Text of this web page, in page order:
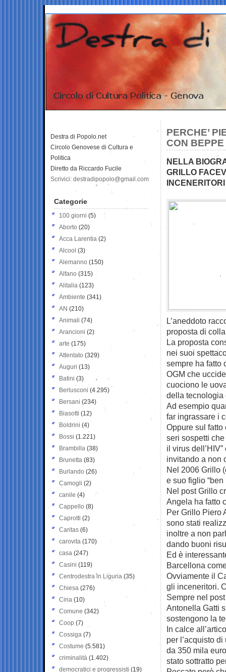
PERCHE’
CON
NELLA
GRILLO
L’aneddoto
proposta di
La proposta
nei suoi
sempre ha fatto
OGM che
cuociono le
della tecnologia
Ad esempio
far ingrassare i
Oppure sul fatto
seri sospetti
il virus
invitando a non
Nel 2006 Grillo
e suo figlio
Nel post Grillo
Angela ha fatto
Per Grillo Piero
sono stati
inoltre a non
dando buoni
Ed è
Barcellona
Ovviamente il
gli inceneritori.
Sempre nel
Antonella Gatti
sostengono la
In calce
per l’acquisto
da 350 mila
stato sottratto
Destra di Popolo.net
Circolo Genovese di Cultura e
Politica
Diretto da Riccardo Fucile
Scrivici: destradipopolo@gmail.com
Categorie
100 giorni (5)
Aborto (20)
Acca Larentia (2)
Alcool (3)
Alemanno (150)
Alfano (315)
Alitalia (123)
Ambiente (341)
AN (210)
Animali (74)
Arancioni (2)
arte (175)
Attentato (329)
Auguri (13)
Batini (3)
Berlusconi (4.295)
Bersani (234)
Biasotti (12)
Boldrini (4)
Bossi (1.221)
Brambilla (38)
Brunetta (83)
Burlando (26)
Camogli (2)
canile (4)
Cappello (8)
Caprotti (2)
Caritas (6)
carovita (170)
casa (247)
Casini (119)
Centrodestra in Liguria (35)
Chiesa (276)
Cina (10)
Comune (342)
Coop (7)
Cossiga (7)
Costume (5.581)
criminalità (1.402)
democratici e progressisti (19)